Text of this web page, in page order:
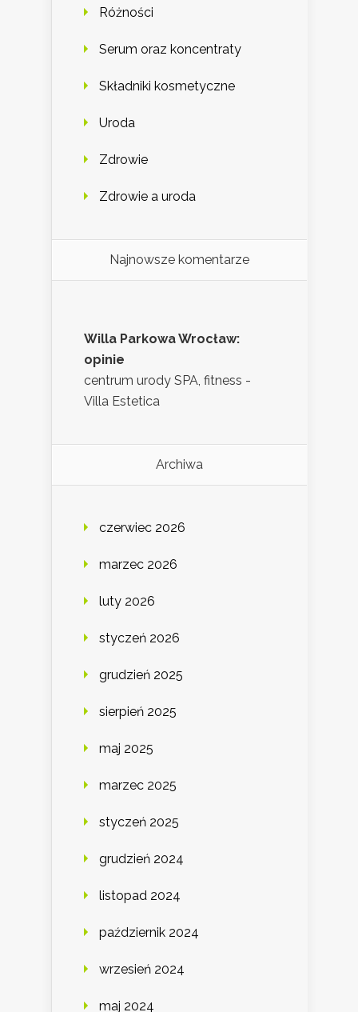
Różności
Serum oraz koncentraty
Składniki kosmetyczne
Uroda
Zdrowie
Zdrowie a uroda
Najnowsze komentarze
Willa Parkowa Wrocław:
opinie
centrum urody SPA, fitness -
Villa Estetica
Archiwa
czerwiec 2026
marzec 2026
luty 2026
styczeń 2026
grudzień 2025
sierpień 2025
maj 2025
marzec 2025
styczeń 2025
grudzień 2024
listopad 2024
październik 2024
wrzesień 2024
maj 2024